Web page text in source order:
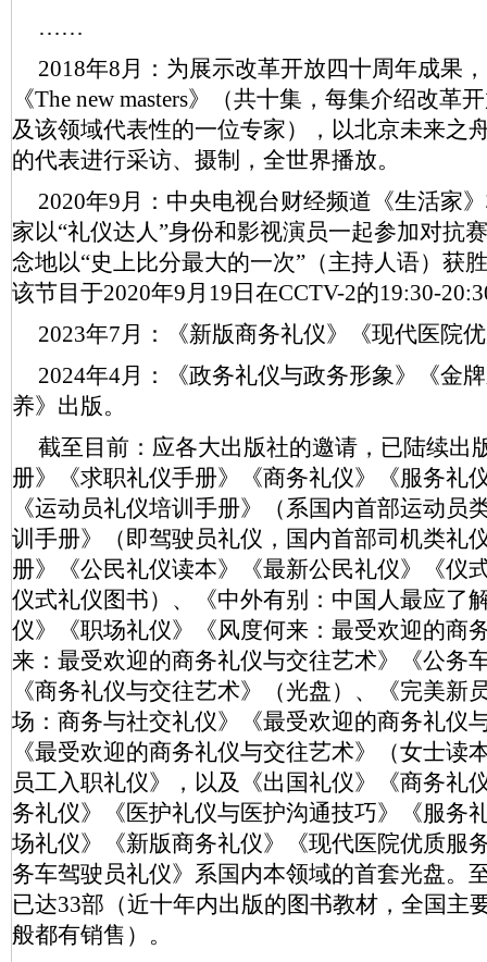
……
2018年8月：为展示改革开放四十周年成果
《The new masters》（共十集，每集介绍改革
及该领域代表性的一位专家），以北京未来之
的代表进行采访、摄制，全世界播放。
2020年9月：中央电视台财经频道《生活家
家以“礼仪达人”身份和影视演员一起参加对抗
念地以“史上比分最大的一次”（主持人语）获
该节目于2020年9月19日在CCTV-2的19:30-
2023年7月：《新版商务礼仪》《现代医院
2024年4月：《政务礼仪与政务形象》《金
养》出版。
截至目前：应各大出版社的邀请，已陆续出
册》《求职礼仪手册》《商务礼仪》《服务礼
《运动员礼仪培训手册》（系国内首部运动员
训手册》（即驾驶员礼仪，国内首部司机类礼
册》《公民礼仪读本》《最新公民礼仪》《仪
仪式礼仪图书）、《中外有别：中国人最应了
仪》《职场礼仪》《风度何来：最受欢迎的商
来：最受欢迎的商务礼仪与交往艺术》《公务
《商务礼仪与交往艺术》（光盘）、《完美新
场：商务与社交礼仪》《最受欢迎的商务礼仪
《最受欢迎的商务礼仪与交往艺术》（女士读
员工入职礼仪》，以及《出国礼仪》《商务礼
务礼仪》《医护礼仪与医护沟通技巧》《服务
场礼仪》《新版商务礼仪》《现代医院优质服
务车驾驶员礼仪》系国内本领域的首套光盘。
已达33部（近十年内出版的图书教材，全国主
般都有销售）。